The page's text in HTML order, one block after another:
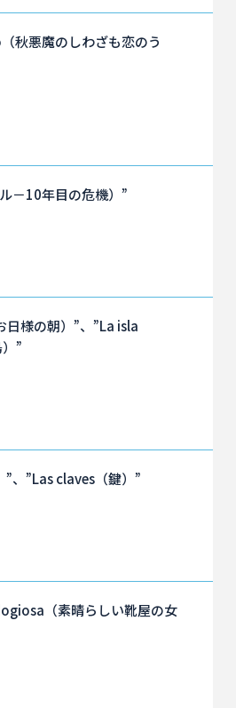
秋悪魔のしわざも恋のう
－10年目の危機）”
様の朝）”、”La isla
”
、”Las claves（鍵）”
（素晴らしい靴屋の女